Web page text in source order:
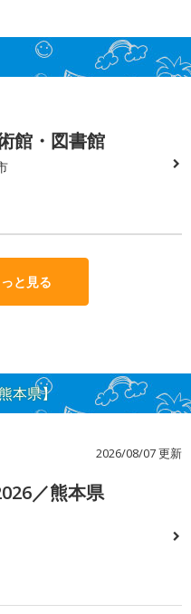
館・図書館
と見る
本県】
2026/08/07 更新
／熊本県